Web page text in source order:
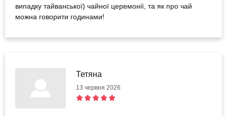
випадку тайванської) чайної церемонії, та як про чай
можна говорити годинами!
Тетяна
13 червня 2026